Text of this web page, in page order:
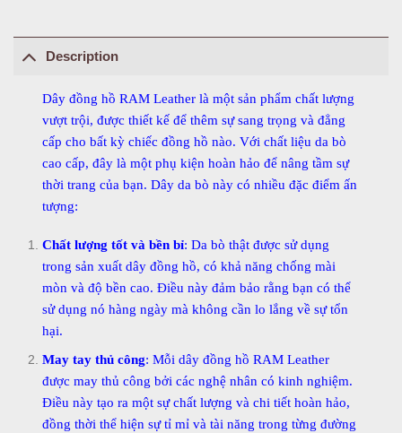
Description
Dây đồng hồ RAM Leather là một sản phẩm chất lượng
vượt trội, được thiết kế để thêm sự sang trọng và đẳng
cấp cho bất kỳ chiếc đồng hồ nào. Với chất liệu da bò
cao cấp, đây là một phụ kiện hoàn hảo để nâng tầm sự
thời trang của bạn. Dây da bò này có nhiều đặc điểm ấn
tượng:
Chất lượng tốt và bền bỉ: Da bò thật được sử dụng
trong sản xuất dây đồng hồ, có khả năng chống mài
mòn và độ bền cao. Điều này đảm bảo rằng bạn có thể
sử dụng nó hàng ngày mà không cần lo lắng về sự tổn
hại.
May tay thủ công: Mỗi dây đồng hồ RAM Leather
được may thủ công bởi các nghệ nhân có kinh nghiệm.
Điều này tạo ra một sự chất lượng và chi tiết hoàn hảo,
đồng thời thể hiện sự tỉ mỉ và tài năng trong từng đường